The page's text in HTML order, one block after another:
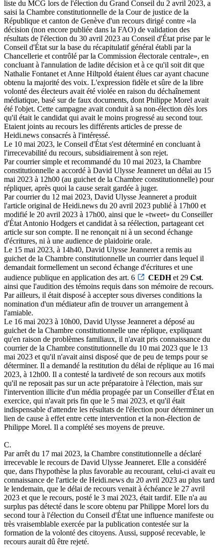
liste du MCG lors de l'élection du Grand Conseil du 2 avril 2023, a
saisi la Chambre constitutionnelle de la Cour de justice de la
République et canton de Genève d'un recours dirigé contre «la
décision (non encore publiée dans la FAO) de validation des
résultats de l'élection du 30 avril 2023 au Conseil d'État prise par le
Conseil d'État sur la base du récapitulatif général établi par la
Chancellerie et contrôlé par la Commission électorale centrale», en
concluant à l'annulation de ladite décision et à ce qu'il soit dit que
Nathalie Fontanet et Anne Hiltpold étaient élues car ayant chacune
obtenu la majorité des voix. L'expression fidèle et sûre de la libre
volonté des électeurs avait été violée en raison du déchaînement
médiatique, basé sur de faux documents, dont Philippe Morel avait
été l'objet. Cette campagne avait conduit à sa non-élection dès lors
qu'il était le candidat qui avait le moins progressé au second tour.
Etaient joints au recours les différents articles de presse de
Heidi.news consacrés à l'intéressé.
Le 10 mai 2023, le Conseil d'État s'est déterminé en concluant à
l'irrecevabilité du recours, subsidiairement à son rejet.
Par courrier simple et recommandé du 10 mai 2023, la Chambre
constitutionnelle a accordé à David Ulysse Jeanneret un délai au 15
mai 2023 à 12h00 (au guichet de la Chambre constitutionnelle) pour
répliquer, après quoi la cause serait gardée à juger.
Par courrier du 12 mai 2023, David Ulysse Jeanneret a produit
l'article original de Heidi.news du 20 avril 2023 publié à 17h00 et
modifié le 20 avril 2023 à 17h00, ainsi que le «tweet» du Conseiller
d'État Antonio Hodgers et candidat à sa réélection, partageant cet
article sur son compte. Il ne renonçait ni à un second échange
d'écritures, ni à une audience de plaidoirie orale.
Le 15 mai 2023, à 14h40, David Ulysse Jeanneret a remis au
guichet de la Chambre constitutionnelle un courrier dans lequel il
demandait formellement un second échange d'écritures et une
audience publique en application des art. 6
CEDHet 29 Cst.
ainsi que l'audition des témoins requis dans son mémoire de recours.
Par ailleurs, il était disposé à accepter sous diverses conditions la
nomination d'un médiateur afin de trouver un arrangement à
l'amiable.
Le 16 mai 2023 à 10h00, David Ulysse Jeanneret a déposé au
guichet de la Chambre constitutionnelle une réplique, expliquant
qu'en raison de problèmes familiaux, il n'avait pris connaissance du
courrier de la Chambre constitutionnelle du 10 mai 2023 que le 13
mai 2023 et qu'il n'avait ainsi disposé que de peu de temps pour se
déterminer. Il a demandé la restitution du délai de réplique au 16 mai
2023, à 12h00. Il a contesté la tardiveté de son recours aux motifs
qu'il ne reposait pas sur un acte préparatoire à l'élection, mais sur
l'intervention illicite d'un média propagée par un Conseiller d'État en
exercice, qui n'avait pris fin que le 5 mai 2023, et qu'il était
indispensable d'attendre les résultats de l'élection pour déterminer un
lien de cause à effet entre cette intervention et la non-élection de
Philippe Morel. Il a complété ses moyens de preuve.
C.
Par arrêt du 17 mai 2023, la Chambre constitutionnelle a déclaré
irrecevable le recours de David Ulysse Jeanneret. Elle a considéré
que, dans l'hypothèse la plus favorable au recourant, celui-ci avait eu
connaissance de l'article de Heidi.news du 20 avril 2023 au plus tard
le lendemain, que le délai de recours venait à échéance le 27 avril
2023 et que le recours, posté le 3 mai 2023, était tardif. Elle n'a au
surplus pas détecté dans le score obtenu par Philippe Morel lors du
second tour à l'élection du Conseil d'État une influence manifeste ou
très vraisemblable exercée par la publication contestée sur la
formation de la volonté des citoyens. Aussi, supposé recevable, le
recours aurait dû être rejeté.